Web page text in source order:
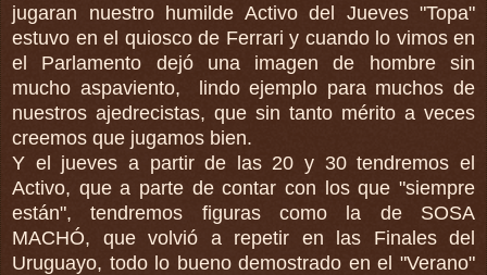
jugaran nuestro humilde Activo del Jueves "Topa"
estuvo en el quiosco de Ferrari y cuando lo vimos en
el Parlamento dejó una imagen de hombre sin
mucho aspaviento, lindo ejemplo para muchos de
nuestros ajedrecistas, que sin tanto mérito a veces
creemos que jugamos bien.
Y el jueves a partir de las 20 y 30 tendremos el
Activo, que a parte de contar con los que "siempre
están", tendremos figuras como la de SOSA
MACHÓ, que volvió a repetir en las Finales del
Uruguayo, todo lo bueno demostrado en el "Verano"